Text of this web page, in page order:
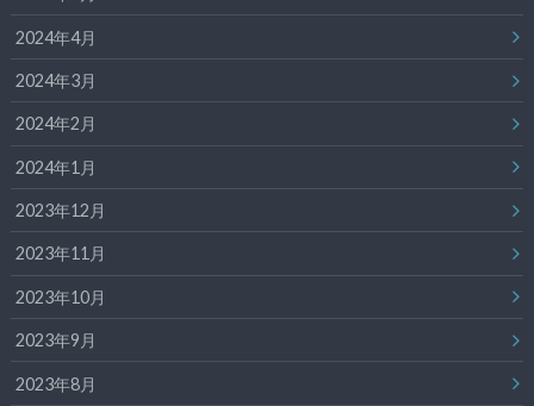
2024年4月
2024年3月
2024年2月
2024年1月
2023年12月
2023年11月
2023年10月
2023年9月
2023年8月